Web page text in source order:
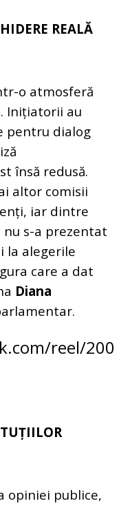
REALĂ
o atmosferă
Inițiatorii au
pentru dialog
însă redusă.
altor comisii
iar dintre
s-a prezentat
la alegerile
care a dat
Diana
reel/200
opiniei publice,